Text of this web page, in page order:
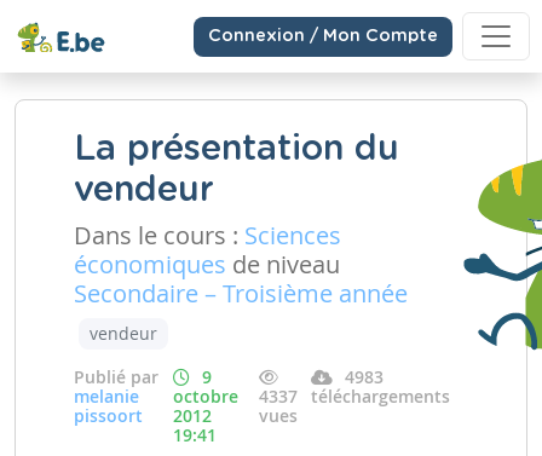
Connexion / Mon Compte
La présentation du
vendeur
Dans le cours : Sciences
économiques de niveau
Secondaire – Troisième année
vendeur
Publié par
melanie
pissoort
9
octobre
2012
19:41
4337
vues
4983
téléchargements